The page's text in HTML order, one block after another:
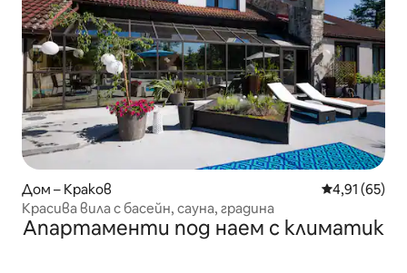
Дом – Краков Средна
4,91 (65)
Красива вила с басейн, сауна, градина
Апартаменти под наем с климатик